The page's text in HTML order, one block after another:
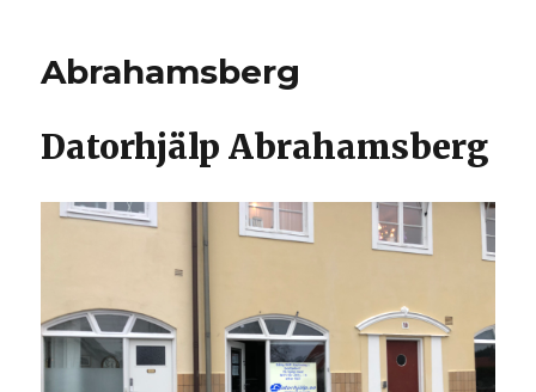
Abrahamsberg
Datorhjälp Abrahamsberg